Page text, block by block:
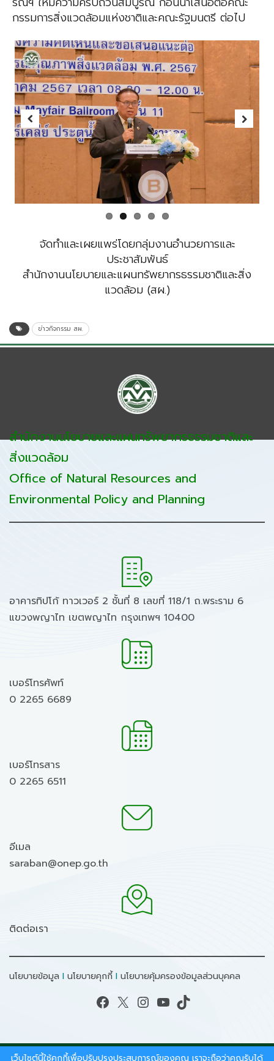
กรรมการสิ่งแวดล้อมแห่งชาติและคณะรัฐมนตรี ต่อไป
Previous Next
จัดทำและเผยแพร่โดยกลุ่มงานอำนวยการและ
ประชาสัมพันธ์
สำนักงานนโยบายและแผนทรัพยากรธรรมชาติและสิ่ง
แวดล้อม (สผ.)
ข่าวกิจกรรม สผ.
สำนักงานนโยบายและแผนทรัพยากรธรรมชาติและ
สิ่งแวดล้อม
Office of Natural Resources and
Environmental Policy and Planning
อาคารทิปโก้ ทาวเวอร์ 2 ชั้นที่ 8 เลขที่ 118/1 ถ.พระราม 6
แขวงพญาไท เขตพญาไท กรุงเทพฯ 10400
เบอร์โทรศัพท์
0 2265 6689
เบอร์โทรสาร
0 2265 6511
อีเมล
saraban@onep.go.th
ติดต่อเรา
นโยบายข้อมูล I นโยบายคุกกี้I นโยบายคุ้มครองข้อมูลส่วนบุคคล
Facebook X Instagram YouTube TikTok
เว็บไซต์นี้ใช้คุกกี้เพื่อปรับปรุงประสบการณ์ของคุณ เราจะถือว่าคุณรับได้